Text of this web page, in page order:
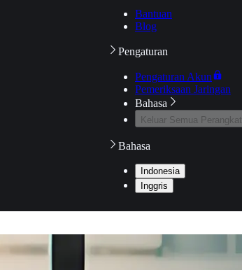
Bantuan
Blog
Pengaturan
Pengaturan Akun
Pemeriksaan Jaringan
Bahasa
Keluar Semua Perangkat
Bahasa
Indonesia
Inggris